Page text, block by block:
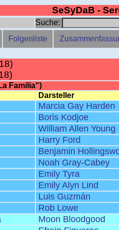
SeSyDaB -
Suche:
Folgenliste
Familia")
Darsteller
Marcia Gay Harden
Boris Kodjoe
William Allen Young
Harry Ford
Benjamin
Noah Gray-Cabey
Emily Tyra
Emily Alyn Lind
Luis Guzmán
Rob Lowe
Moon Bloodgood